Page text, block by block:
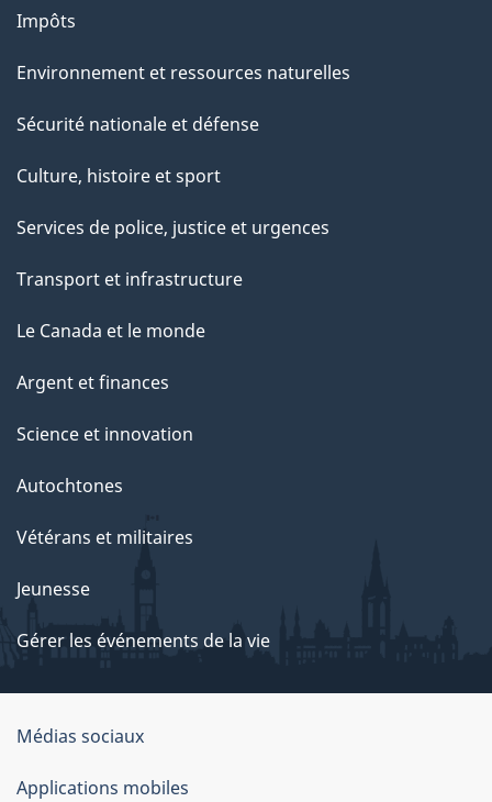
e
Impôts
Environnement et ressources naturelles
Sécurité nationale et défense
Culture, histoire et sport
Services de police, justice et urgences
Transport et infrastructure
Le Canada et le monde
Argent et finances
Science et innovation
Autochtones
Vétérans et militaires
Jeunesse
Gérer les événements de la vie
Organisation
du
Médias sociaux
Applications mobiles